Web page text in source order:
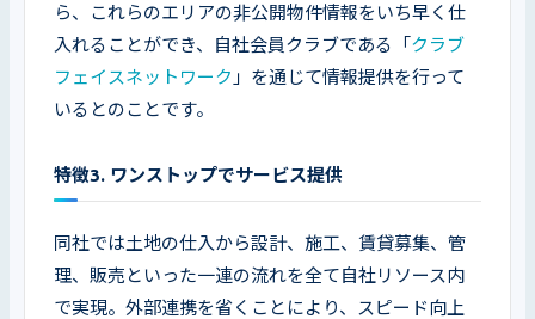
ら、これらのエリアの非公開物件情報をいち早く仕
入れることができ、自社会員クラブである「 クラブ
フェイスネットワーク 」を通じて情報提供を行って
いるとのことです。
特徴3. ワンストップでサービス提供
同社では土地の仕入から設計、施工、賃貸募集、管
理、販売といった一連の流れを全て自社リソース内
で実現。外部連携を省くことにより、スピード向上